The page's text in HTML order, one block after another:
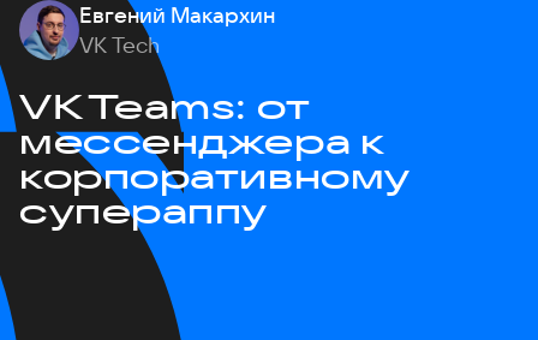
Евгений Макархин
VK Tech
VK Teams: от
мессенджера к
корпоративному
супераппу